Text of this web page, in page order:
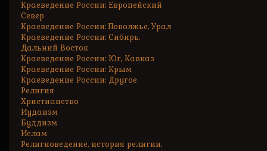
Краеведение России: Европейский
Север
Краеведение России: Поволжье, Урал
Краеведение России: Сибирь,
Дальний Восток
Краеведение России: Юг, Кавказ
Краеведение России: Крым
Краеведение России: Другое
Религия
Христианство
Иудаизм
Буддизм
Ислам
Религиоведение, история религии,